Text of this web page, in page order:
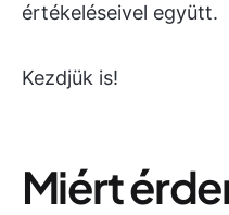
értékeléseivel együtt.
Kezdjük is!
Miért